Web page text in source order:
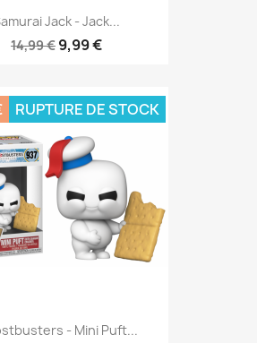
Jack - Jack...
14,99 € 9,99 €
- Mini Puft...
RUPTURE DE STOCK